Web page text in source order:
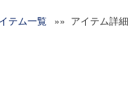
ルリサーチインスティテュート
費補助金研究成果報告書
テム一覧 »» アイテム詳細